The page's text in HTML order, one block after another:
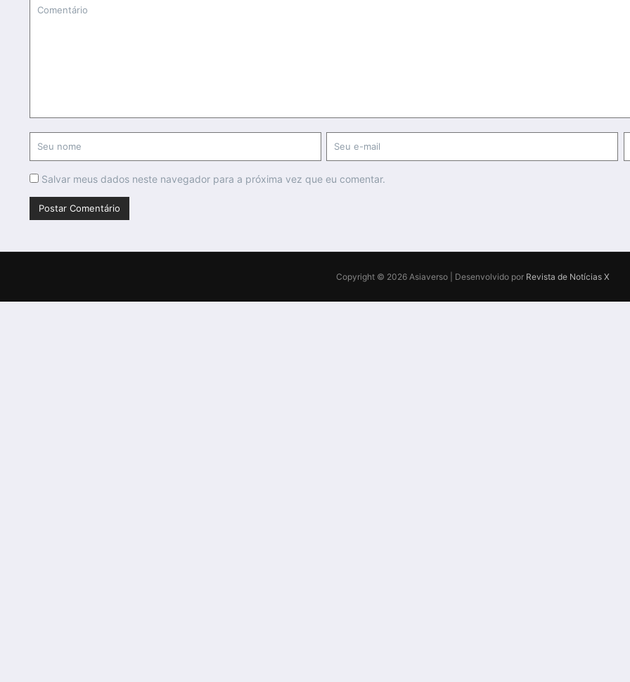
Salvar meus dados neste navegador para a próxima vez que eu comentar.
Copyright © 2026 Asiaverso | Desenvolvido por Revista de Notícias X